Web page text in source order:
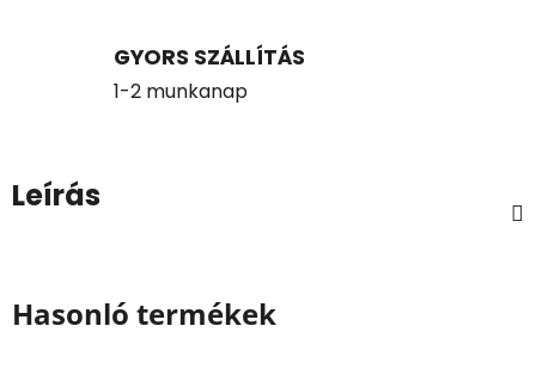
GYORS SZÁLLÍTÁS
1-2 munkanap
Leírás
Hasonló termékek